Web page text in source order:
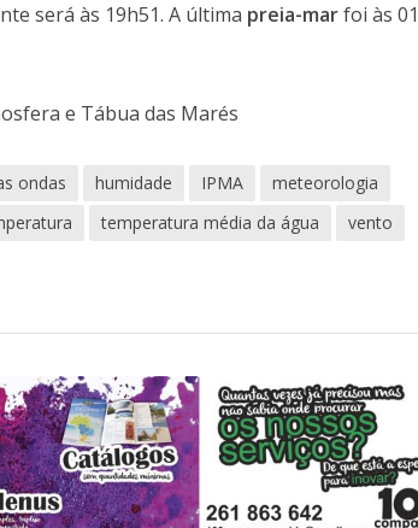
será às 19h51. A última preia-marfoi às
e Tábua das Marés
ondas humidade IPMA
meteorologia
temperatura média da água
vento